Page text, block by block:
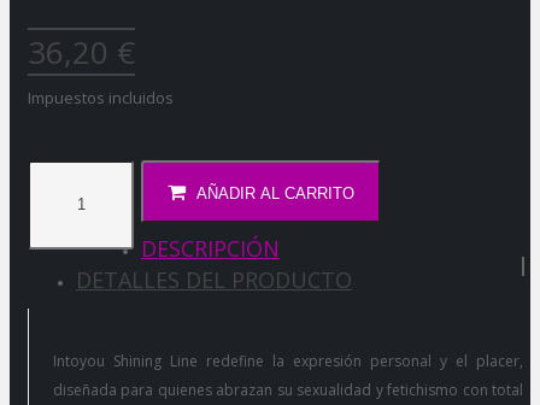
36,20 €
Impuestos incluidos
AÑADIR AL CARRITO
DESCRIPCIÓN
DETALLES DEL PRODUCTO
Intoyou Shining Line redefine la expresión personal y el placer,
diseñada para quienes abrazan su sexualidad y fetichismo con total